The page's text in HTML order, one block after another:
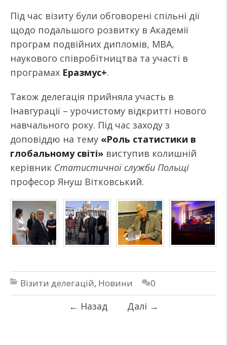
Під час візиту були обговорені спільні дії
щодо подальшого розвитку в Академії
програм подвійних дипломів, МВА,
наукового співробітництва та участі в
програмах Еразмус+.
Також делегація прийняла участь в
Інавгурації – урочистому відкритті нового
навчального року. Під час заходу з
доповіддю на тему «Роль статистики в
глобальному світі» виступив колишній
керівник Статистичної служби Польщі
професор Януш Вітковський.
Візити делегацій, Новини 0
← Назад Далі →